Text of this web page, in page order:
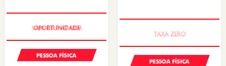
PESSOA FÍSICA
PESSOA FÍSICA